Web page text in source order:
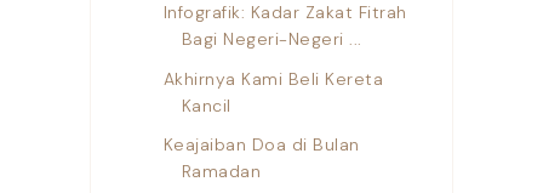
Infografik: Kadar Zakat Fitrah
Bagi Negeri-Negeri ...
Akhirnya Kami Beli Kereta
Kancil
Keajaiban Doa di Bulan
Ramadan